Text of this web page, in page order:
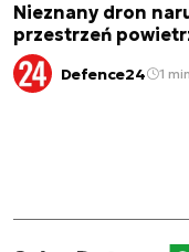
Nieznany dron
przestrzeń
Defence24 1